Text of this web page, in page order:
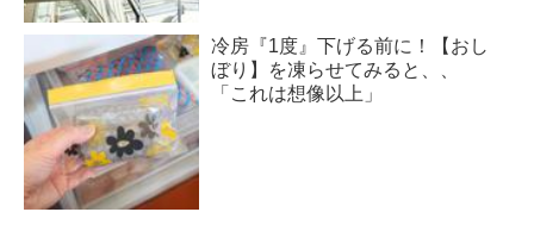
冷房『1度』下げる前に！【おし
ぼり】を凍らせてみると、、
「これは想像以上」